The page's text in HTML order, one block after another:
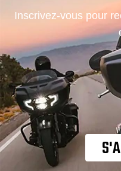
Inscrivez-vous pour